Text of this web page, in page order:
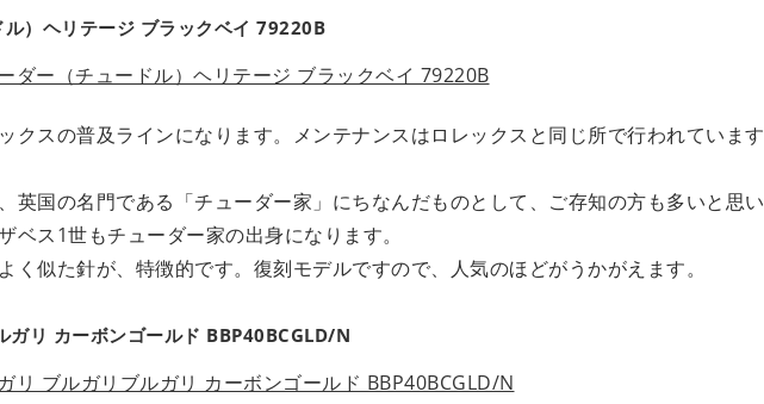
）ヘリテージ ブラックベイ 79220B
クスの普及ラインになります。メンテナンスはロレックスと同じ所で行われています
英国の名門である「チューダー家」にちなんだものとして、ご存知の方も多いと思い
ベス1世もチューダー家の出身になります。
く似た針が、特徴的です。復刻モデルですので、人気のほどがうかがえます。
ガリ カーボンゴールド BBP40BCGLD/N